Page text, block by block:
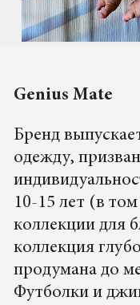
Genius Mate
Бренд
одежду,
10-15 лет (в
коллекции для
коллекция
продумана до
Футболки и